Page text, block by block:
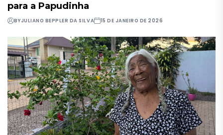
para a Papudinha
BYJULIANO BEPPLER DA SILVA 15 DE JANEIRO DE 2026